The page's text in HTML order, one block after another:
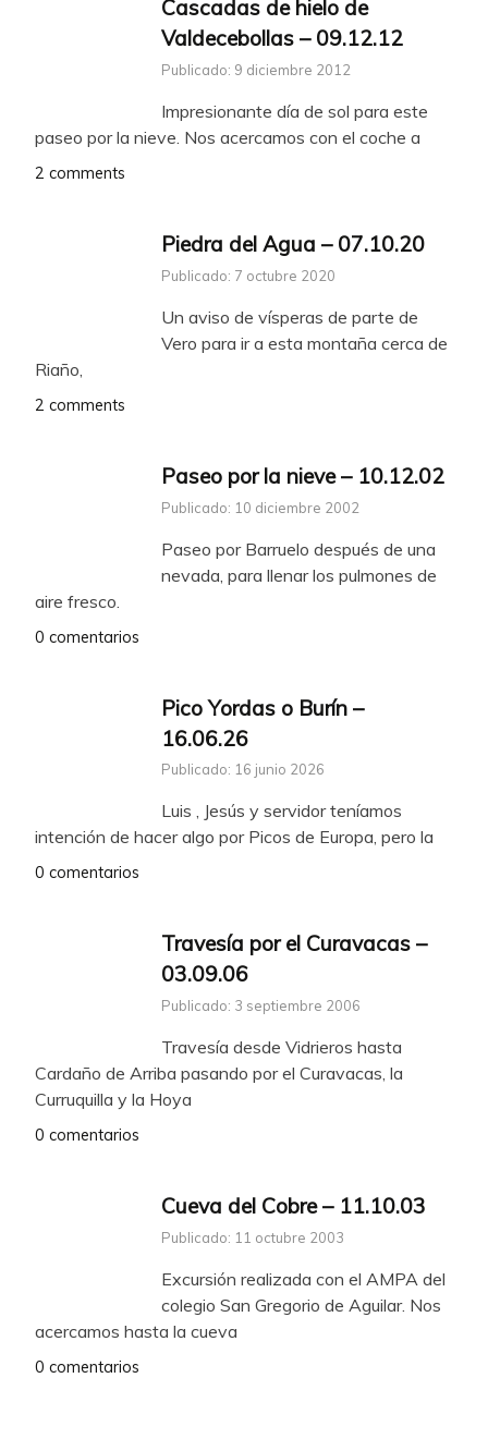
Cascadas de hielo de
Valdecebollas – 09.12.12
Publicado: 9 diciembre 2012
Impresionante día de sol para este
paseo por la nieve. Nos acercamos con el coche a
2 comments
Piedra del Agua – 07.10.20
Publicado: 7 octubre 2020
Un aviso de vísperas de parte de
Vero para ir a esta montaña cerca de
Riaño,
2 comments
Paseo por la nieve – 10.12.02
Publicado: 10 diciembre 2002
Paseo por Barruelo después de una
nevada, para llenar los pulmones de
aire fresco.
0 comentarios
Pico Yordas o Burín –
16.06.26
Publicado: 16 junio 2026
Luis , Jesús y servidor teníamos
intención de hacer algo por Picos de Europa, pero la
0 comentarios
Travesía por el Curavacas –
03.09.06
Publicado: 3 septiembre 2006
Travesía desde Vidrieros hasta
Cardaño de Arriba pasando por el Curavacas, la
Curruquilla y la Hoya
0 comentarios
Cueva del Cobre – 11.10.03
Publicado: 11 octubre 2003
Excursión realizada con el AMPA del
colegio San Gregorio de Aguilar. Nos
acercamos hasta la cueva
0 comentarios